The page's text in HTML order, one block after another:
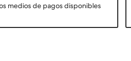
medios de pagos disponibles